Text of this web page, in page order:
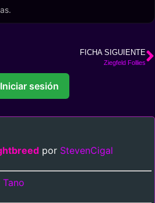
FICHA SIGUIENTE
Ziegfeld Follies
Iniciar sesión
por StevenCigal
Tano